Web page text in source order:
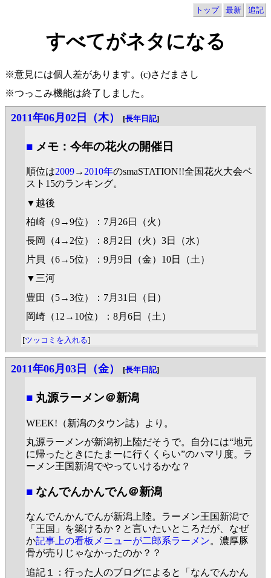
トップ 最新 追記
すべてがネタになる
※意見には個人差があります。(c)さだまさし
※つっこみ機能は終了しました。
2011年06月02日（木） [長年日記]
■ メモ：今年の花火の開催日
順位は2009→2010年のsmaSTATION!!全国花火大会ベ
スト15のランキング。
▼越後
柏崎（9→9位）：7月26日（火）
長岡（4→2位）：8月2日（火）3日（水）
片貝（6→5位）：9月9日（金）10日（土）
▼三河
豊田（5→3位）：7月31日（日）
岡崎（12→10位）：8月6日（土）
[ツッコミを入れる]
2011年06月03日（金） [長年日記]
■ 丸源ラーメン＠新潟
WEEK!（新潟のタウン誌）より。
丸源ラーメンが新潟初上陸だそうで。自分には“地元
に帰ったときにたまーに行くくらい”のハマリ度。ラ
ーメン王国新潟でやっていけるかな？
■ なんでんかんでん＠新潟
なんでんかんでんが新潟上陸。ラーメン王国新潟で
「王国」を築けるか？と言いたいところだが、なぜ
か記事上の看板メニューが二郎系ラーメン。濃厚豚
骨が売りじゃなかったのか？？
追記１：行った人のブログによると「なんでんかん